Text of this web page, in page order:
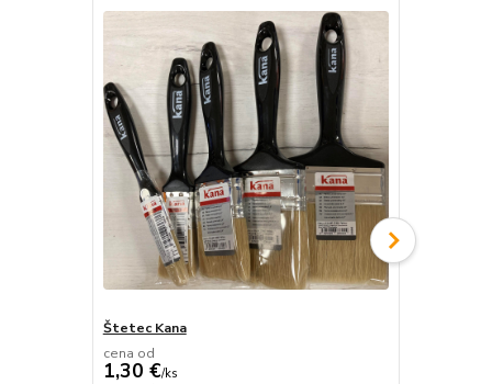
Štetec Kana
cena od
1,30 €/ks